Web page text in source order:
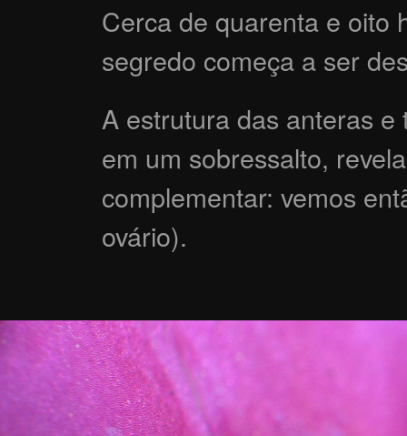
Cerca de quarenta e oito
segredo começa a ser
A estrutura das anteras
em um sobressalto,
complementar: vemos
ovário).